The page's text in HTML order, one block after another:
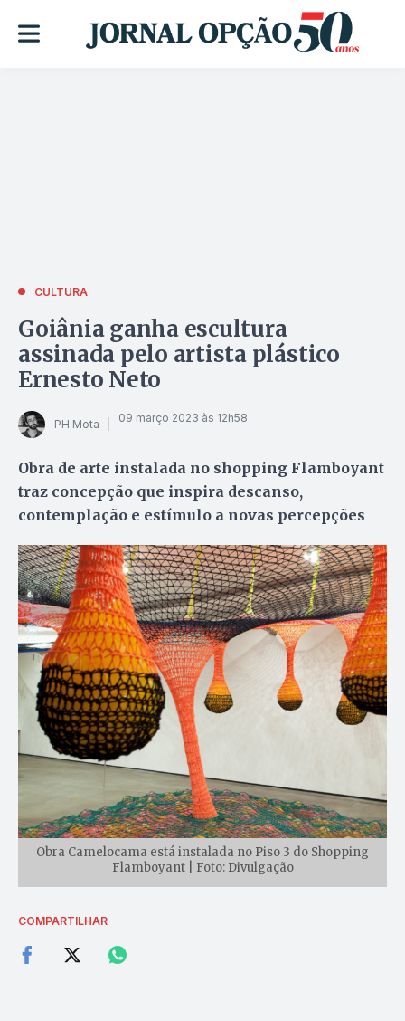
CULTURA
Goiânia ganha escultura
assinada pelo artista plástico
Ernesto Neto
PH Mota 09 março 2023 às 12h58
Obra de arte instalada no shopping Flamboyant
traz concepção que inspira descanso,
contemplação e estímulo a novas percepções
Obra Camelocama está instalada no Piso 3 do Shopping
Flamboyant | Foto: Divulgação
COMPARTILHAR